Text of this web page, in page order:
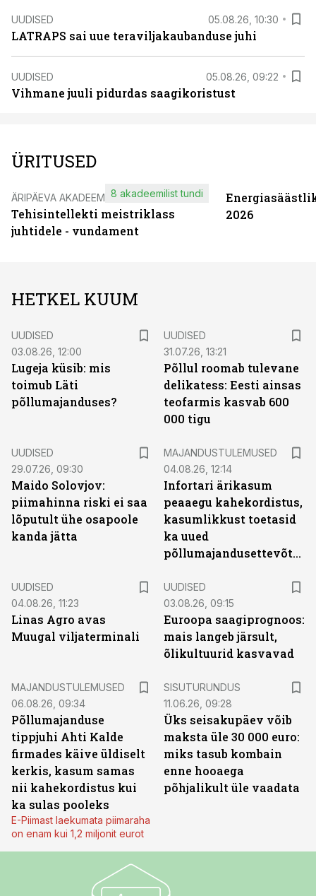
UUDISED 05.08.26, 10:30
LATRAPS sai uue teraviljakaubanduse juhi
UUDISED 05.08.26, 09:22
Vihmane juuli pidurdas saagikoristust
ÜRITUSED
ÄRIPÄEVA AKADEEMIA
Tehisintellekti meistriklass
juhtidele - vundament
8 akadeemilist tundi
2026
HETKEL KUUM
UUDISED
03.08.26, 12:00
Lugeja küsib: mis
toimub Läti
põllumajanduses?
UUDISED
31.07.26, 13:21
Põllul roomab tulevane
delikatess: Eesti ainsas
teofarmis kasvab 600
000 tigu
UUDISED
29.07.26, 09:30
Maido Solovjov:
piimahinna riski ei saa
lõputult ühe osapoole
kanda jätta
MAJANDUSTULEMUSED
04.08.26, 12:14
Infortari ärikasum
peaaegu kahekordistus,
kasumlikkust toetasid
ka uued
põllumajandusettevõtted
UUDISED
04.08.26, 11:23
Linas Agro avas
Muugal viljaterminali
UUDISED
03.08.26, 09:15
Euroopa saagiprognoos:
mais langeb järsult,
õlikultuurid kasvavad
MAJANDUSTULEMUSED
06.08.26, 09:34
Põllumajanduse
tippjuhi Ahti Kalde
firmades käive üldiselt
kerkis, kasum samas
nii kahekordistus kui
ka sulas pooleks
E-Piimast laekumata piimaraha
on enam kui 1,2 miljonit eurot
SISUTURUNDUS
11.06.26, 09:28
Üks seisakupäev võib
maksta üle 30 000 euro:
miks tasub kombain
enne hooaega
põhjalikult üle vaadata